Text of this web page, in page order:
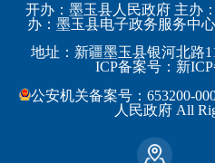
教育部
工业和信息化部
监察部
民政部
阿勒泰地区
博尔塔拉蒙古自治州
吐鲁番地区
巴音郭楞蒙古自治州
开办：墨玉县人民政府 主办
办：墨玉县电子政务服务中
地址：新疆墨玉县银河北路
ICP备案号：新ICP
公安机关备案号：653200-
人民政府 All